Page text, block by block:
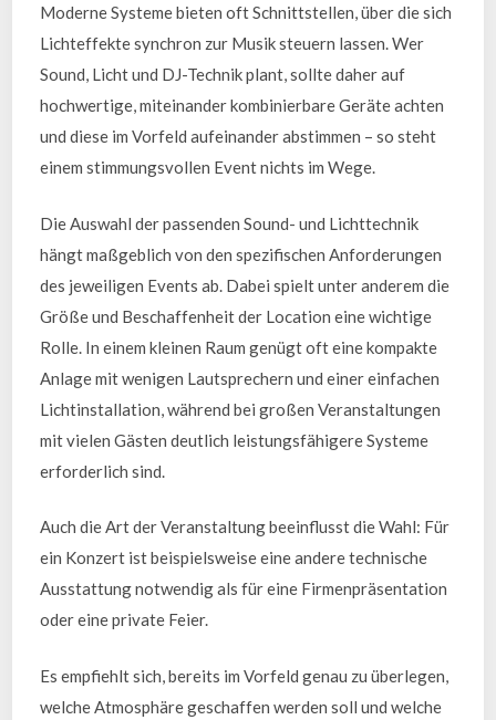
Moderne Systeme bieten oft Schnittstellen, über die sich
Lichteffekte synchron zur Musik steuern lassen. Wer
Sound, Licht und DJ-Technik plant, sollte daher auf
hochwertige, miteinander kombinierbare Geräte achten
und diese im Vorfeld aufeinander abstimmen – so steht
einem stimmungsvollen Event nichts im Wege.
Die Auswahl der passenden Sound- und Lichttechnik
hängt maßgeblich von den spezifischen Anforderungen
des jeweiligen Events ab. Dabei spielt unter anderem die
Größe und Beschaffenheit der Location eine wichtige
Rolle. In einem kleinen Raum genügt oft eine kompakte
Anlage mit wenigen Lautsprechern und einer einfachen
Lichtinstallation, während bei großen Veranstaltungen
mit vielen Gästen deutlich leistungsfähigere Systeme
erforderlich sind.
Auch die Art der Veranstaltung beeinflusst die Wahl: Für
ein Konzert ist beispielsweise eine andere technische
Ausstattung notwendig als für eine Firmenpräsentation
oder eine private Feier.
Es empfiehlt sich, bereits im Vorfeld genau zu überlegen,
welche Atmosphäre geschaffen werden soll und welche